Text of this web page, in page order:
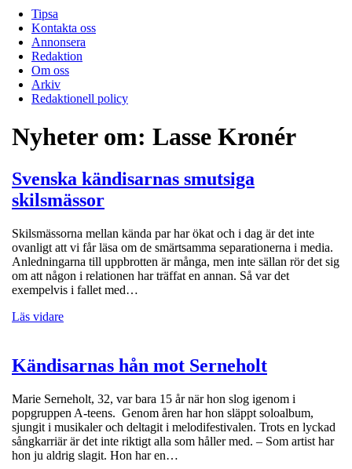
Tipsa
Kontakta oss
Annonsera
Redaktion
Om oss
Arkiv
Redaktionell policy
Nyheter om: Lasse Kronér
Svenska kändisarnas smutsiga
skilsmässor
Skilsmässorna mellan kända par har ökat och i dag är det inte
ovanligt att vi får läsa om de smärtsamma separationerna i media.
Anledningarna till uppbrotten är många, men inte sällan rör det sig
om att någon i relationen har träffat en annan. Så var det
exempelvis i fallet med…
Läs vidare
Kändisarnas hån mot Serneholt
Marie Serneholt, 32, var bara 15 år när hon slog igenom i
popgruppen A-teens. Genom åren har hon släppt soloalbum,
sjungit i musikaler och deltagit i melodifestivalen. Trots en lyckad
sångkarriär är det inte riktigt alla som håller med. – Som artist har
hon ju aldrig slagit. Hon har en…